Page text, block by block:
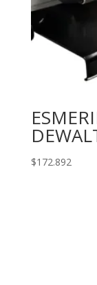
$172.892